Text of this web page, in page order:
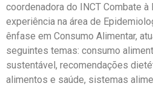
coordenadora do INCT Combate à
experiência na área de
ênfase em Consumo Alimentar,
seguintes temas: consumo
sustentável, recomendações
alimentos e saúde, sistemas